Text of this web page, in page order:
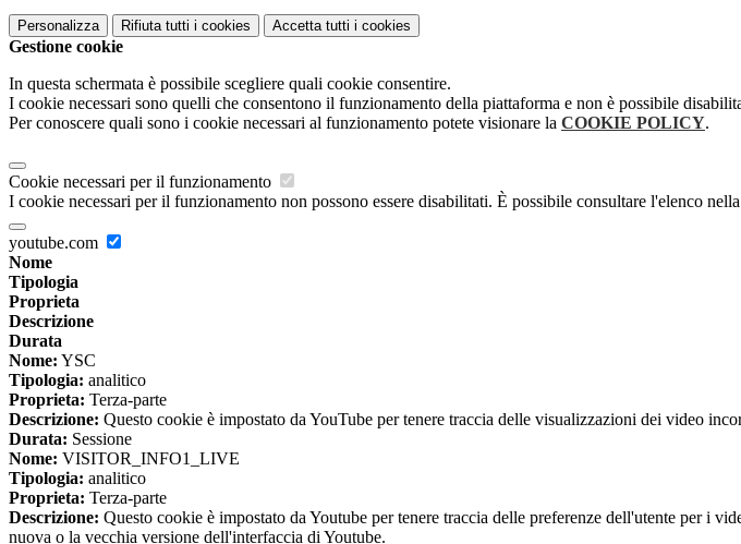
Personalizza Rifiuta tutti i cookies Accetta tutti i cookies
Gestione cookie
In questa schermata è possibile scegliere quali cookie consentire.
I cookie necessari sono quelli che consentono il funzionamento della piattaforma e non è possibile
Per conoscere quali sono i cookie necessari al funzionamento potete visionare la COOKIE POLICY.
Cookie necessari per il funzionamento
I cookie necessari per il funzionamento non possono essere disabilitati. È possibile consultare l'elenco
youtube.com
Nome
Tipologia
Proprieta
Descrizione
Durata
Nome: YSC
Tipologia: analitico
Proprieta: Terza-parte
Descrizione: Questo cookie è impostato da YouTube per tenere traccia delle visualizzazioni dei video
Durata: Sessione
Nome: VISITOR_INFO1_LIVE
Tipologia: analitico
Proprieta: Terza-parte
Descrizione: Questo cookie è impostato da Youtube per tenere traccia delle preferenze dell'utente per i
nuova o la vecchia versione dell'interfaccia di Youtube.